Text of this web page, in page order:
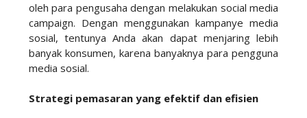
oleh para pengusaha dengan melakukan social media
campaign. Dengan menggunakan kampanye media
sosial, tentunya Anda akan dapat menjaring lebih
banyak konsumen, karena banyaknya para pengguna
media sosial.
Strategi pemasaran yang efektif dan efisien